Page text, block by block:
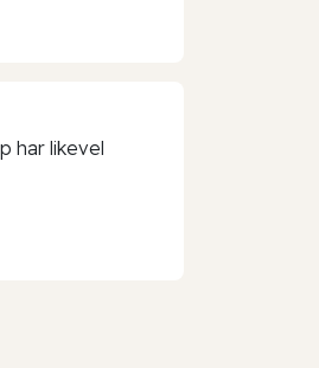
har likevel